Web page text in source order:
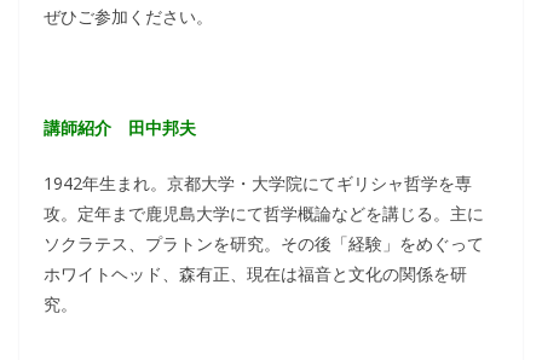
ぜひご参加ください。
講師紹介 田中邦夫
1942年生まれ。京都大学・大学院にてギリシャ哲学を専
攻。定年まで鹿児島大学にて哲学概論などを講じる。主に
ソクラテス、プラトンを研究。その後「経験」をめぐって
ホワイトヘッド、森有正、現在は福音と文化の関係を研
究。